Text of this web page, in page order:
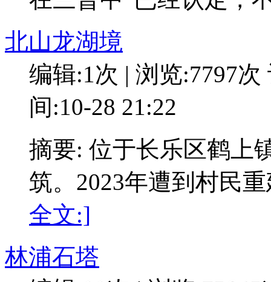
北山龙湖境
编辑:1次 | 浏览:7797次
间:10-28 21:22
摘要: 位于长乐区鹤上
筑。2023年遭到村民
全文:]
林浦石塔